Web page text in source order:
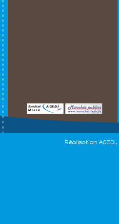
Réalisation AGEDI,